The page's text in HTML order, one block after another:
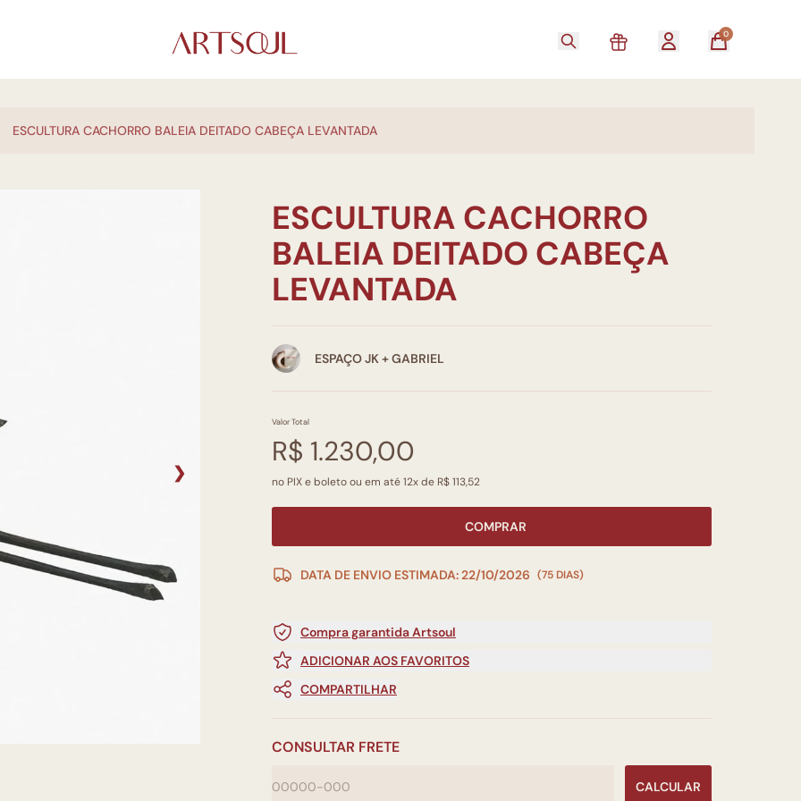
0
ESCULTURA CACHORRO BALEIA DEITADO CABEÇA LEVANTADA
❯
ESCULTURA CACHORRO
BALEIA DEITADO CABEÇA
LEVANTADA
ESPAÇO JK + GABRIEL
Valor Total
R$ 1.230,00
no PIX e boleto ou em até 12x de R$ 113,52
COMPRAR
DATA DE ENVIO ESTIMADA: 22/10/2026 (75 DIAS)
Compra garantida Artsoul
ADICIONAR AOS FAVORITOS
COMPARTILHAR
CONSULTAR FRETE
CALCULAR